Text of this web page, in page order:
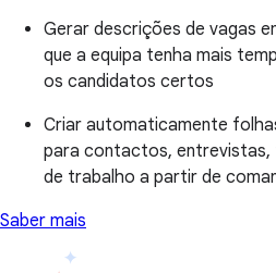
Gerar descrições de vagas
que a equipa tenha mais
os candidatos certos
Criar automaticamente
para contactos,
de trabalho a partir de
Saber mais